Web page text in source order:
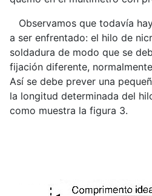
Observamos que todavía
a ser enfrentado: el hilo de
soldadura de modo que se
fijación diferente,
Así se debe prever una
la longitud determinada del
como muestra la figura 3.